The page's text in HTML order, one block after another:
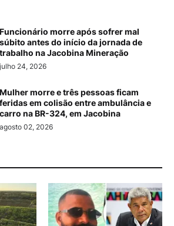
Funcionário morre após sofrer mal
súbito antes do início da jornada de
trabalho na Jacobina Mineração
julho 24, 2026
Mulher morre e três pessoas ficam
feridas em colisão entre ambulância e
carro na BR-324, em Jacobina
agosto 02, 2026